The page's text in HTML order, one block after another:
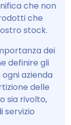
che non
che
stock.
dei
definire gli
azienda
delle
sia rivolto,
servizio